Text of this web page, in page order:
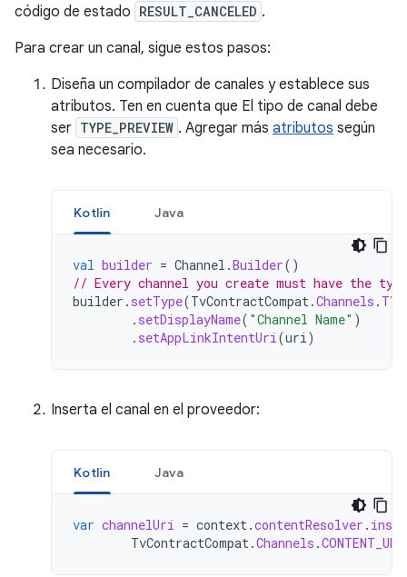
código de estado RESULT_CANCELED .
Para crear un canal, sigue estos pasos:
Diseña un compilador de canales y establece sus
atributos. Ten en cuenta que El tipo de canal debe
ser TYPE_PREVIEW . Agregar más atributos según
sea necesario.
Kotlin Java
val builder = Channel .Builder()
// Every channel you create must have the
builder . setType(TvContractCompat .Channels .
. setDisplayName( "Channel Name" )
. setAppLinkIntentUri (uri )
Inserta el canal en el proveedor:
Kotlin Java
var channelUri = context .contentResolver .
TvContractCompat .Channels .CONTENT_URI